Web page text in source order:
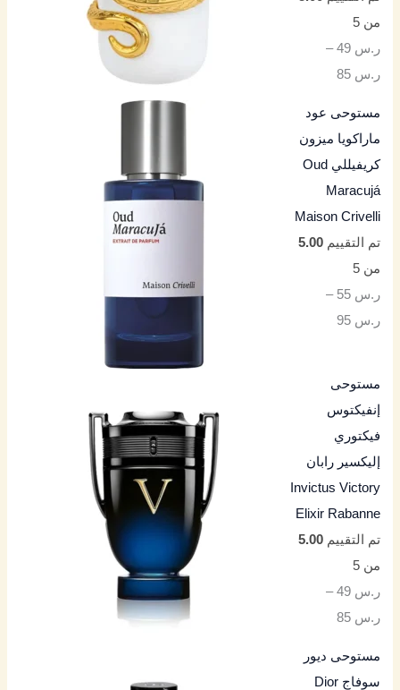
من 5
ر.س 49
–
ر.س 85
مستوحى عود
ماراكويا ميزون
كريفيللي Oud
Maracujá
Maison Crivelli
تم التقييم5.00
من 5
ر.س 55
–
ر.س 95
مستوحى
إنفيكتوس
فيكتوري
إليكسير رابان
Invictus Victory
Elixir Rabanne
تم التقييم5.00
من 5
ر.س 49
–
ر.س 85
مستوحى ديور
سوفاج Dior